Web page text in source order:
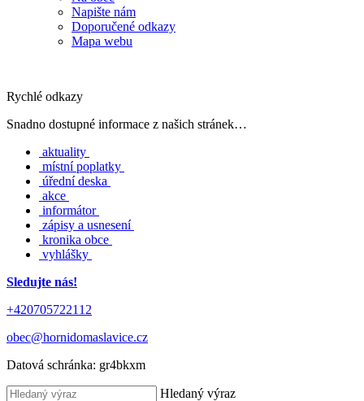
Napište nám
Doporučené odkazy
Mapa webu
Rychlé odkazy
Snadno dostupné informace z našich stránek…
aktuality
místní poplatky
úřední deska
akce
informátor
zápisy a usnesení
kronika obce
vyhlášky
Sledujte nás!
+420705722112
obec@hornidomaslavice.cz
Datová schránka: gr4bkxm
Hledaný výraz